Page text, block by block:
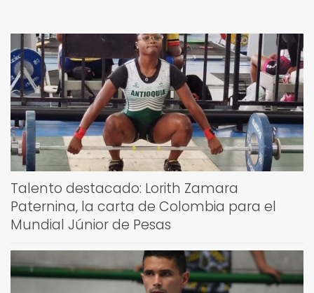
Talento destacado: Lorith Zamara
Paternina, la carta de Colombia para el
Mundial Júnior de Pesas